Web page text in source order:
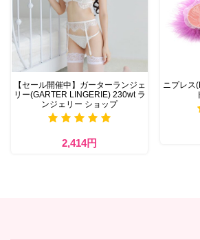
【セール開催中】ガーターランジェ
リー(GARTER LINGERIE) 230wt ラ
ンジェリー ショップ
2,414円
ニプレス